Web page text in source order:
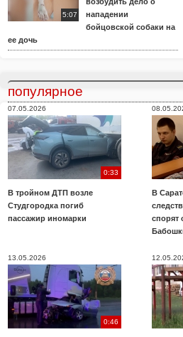
5:07
нападении
бойцовской собаки на
ее дочь
популярное
07.05.2026
0:33
В тройном ДТП возле
Студгородка погиб
пассажир иномарки
В
спорят
13.05.2026
0:46